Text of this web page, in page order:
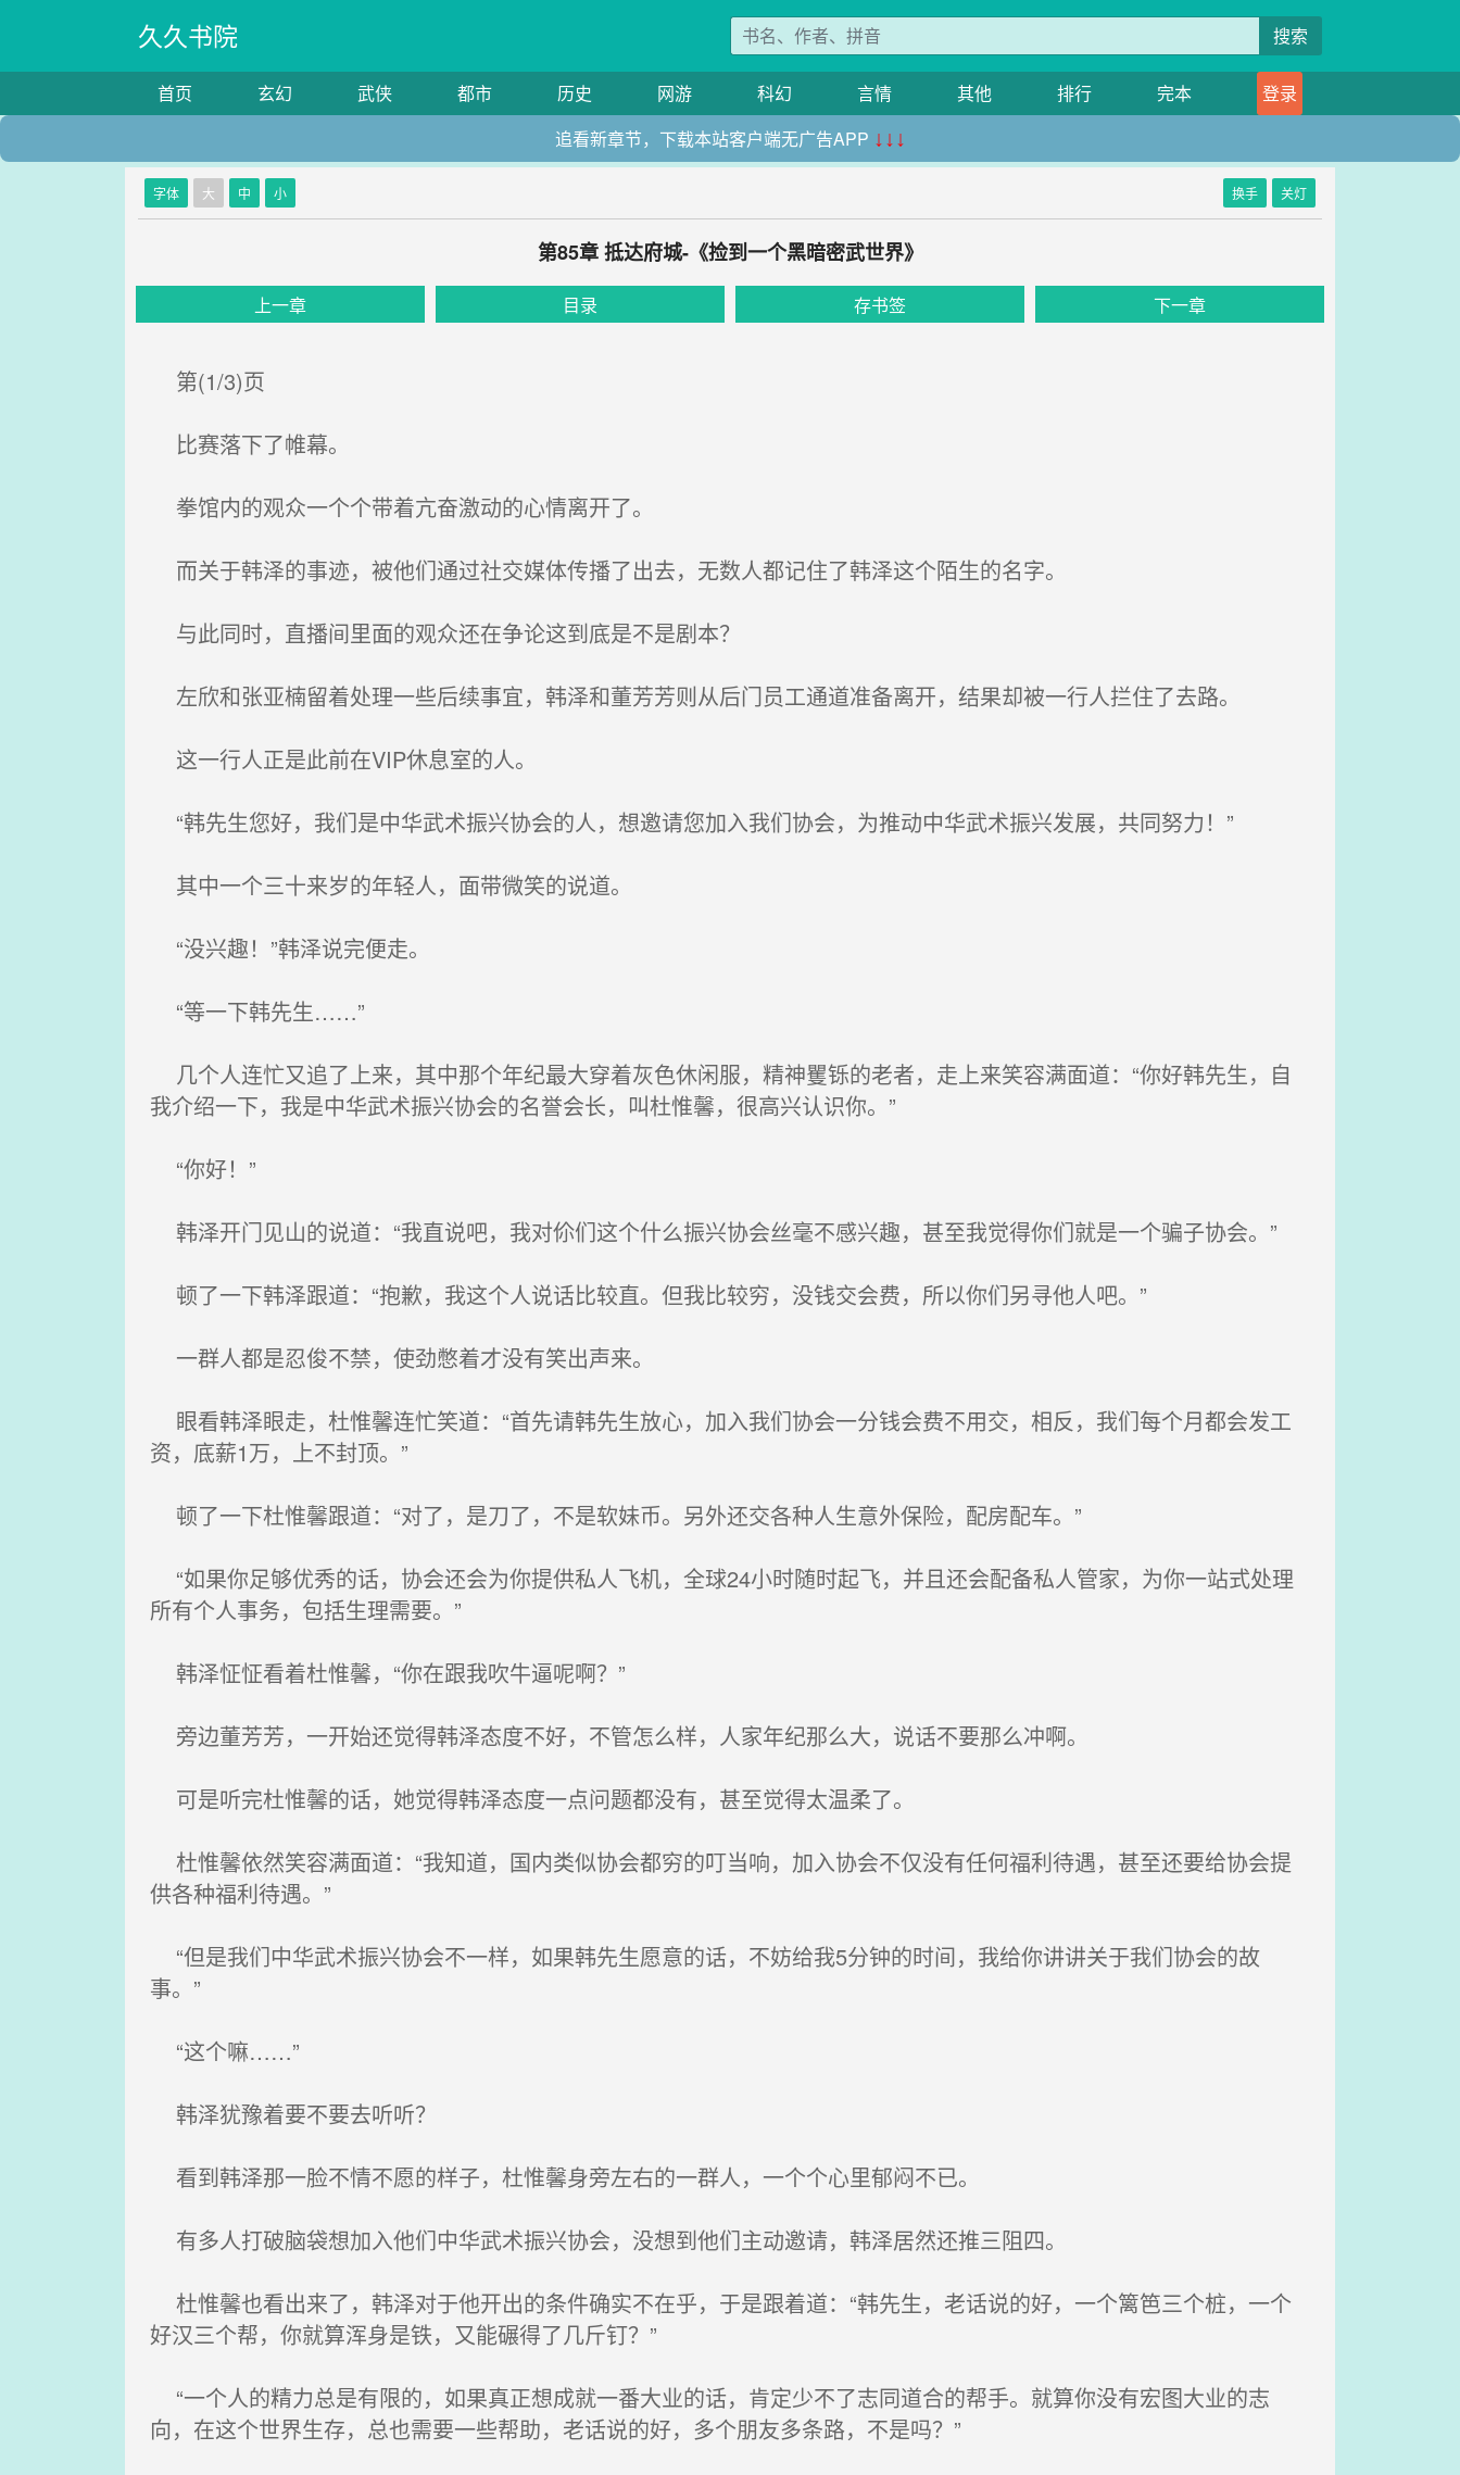
久久书院 搜索
首页 玄幻 武侠 都市 历史 网游 科幻 言情 其他 排行 完本
登录
追看新章节，下载本站客户端无广告APP ↓↓↓
字体 大 中 小 换手 关灯
第85章 抵达府城-《捡到一个黑暗密武世界》
上一章 目录 存书签 下一章
第(1/3)页
比赛落下了帷幕。
拳馆内的观众一个个带着亢奋激动的心情离开了。
而关于韩泽的事迹，被他们通过社交媒体传播了出去，无数人都记住了韩泽这个陌生的名字。
与此同时，直播间里面的观众还在争论这到底是不是剧本？
左欣和张亚楠留着处理一些后续事宜，韩泽和董芳芳则从后门员工通道准备离开，结果却被一行人拦住了去路。
这一行人正是此前在VIP休息室的人。
“韩先生您好，我们是中华武术振兴协会的人，想邀请您加入我们协会，为推动中华武术振兴发展，共同努力！”
其中一个三十来岁的年轻人，面带微笑的说道。
“没兴趣！”韩泽说完便走。
“等一下韩先生……”
几个人连忙又追了上来，其中那个年纪最大穿着灰色休闲服，精神矍铄的老者，走上来笑容满面道：“你好韩先生，自
我介绍一下，我是中华武术振兴协会的名誉会长，叫杜惟馨，很高兴认识你。”
“你好！”
韩泽开门见山的说道：“我直说吧，我对伱们这个什么振兴协会丝毫不感兴趣，甚至我觉得你们就是一个骗子协会。”
顿了一下韩泽跟道：“抱歉，我这个人说话比较直。但我比较穷，没钱交会费，所以你们另寻他人吧。”
一群人都是忍俊不禁，使劲憋着才没有笑出声来。
眼看韩泽眼走，杜惟馨连忙笑道：“首先请韩先生放心，加入我们协会一分钱会费不用交，相反，我们每个月都会发工
资，底薪1万，上不封顶。”
顿了一下杜惟馨跟道：“对了，是刀了，不是软妹币。另外还交各种人生意外保险，配房配车。”
“如果你足够优秀的话，协会还会为你提供私人飞机，全球24小时随时起飞，并且还会配备私人管家，为你一站式处理
所有个人事务，包括生理需要。”
韩泽怔怔看着杜惟馨，“你在跟我吹牛逼呢啊？”
旁边董芳芳，一开始还觉得韩泽态度不好，不管怎么样，人家年纪那么大，说话不要那么冲啊。
可是听完杜惟馨的话，她觉得韩泽态度一点问题都没有，甚至觉得太温柔了。
杜惟馨依然笑容满面道：“我知道，国内类似协会都穷的叮当响，加入协会不仅没有任何福利待遇，甚至还要给协会提
供各种福利待遇。”
“但是我们中华武术振兴协会不一样，如果韩先生愿意的话，不妨给我5分钟的时间，我给你讲讲关于我们协会的故
事。”
“这个嘛……”
韩泽犹豫着要不要去听听？
看到韩泽那一脸不情不愿的样子，杜惟馨身旁左右的一群人，一个个心里郁闷不已。
有多人打破脑袋想加入他们中华武术振兴协会，没想到他们主动邀请，韩泽居然还推三阻四。
杜惟馨也看出来了，韩泽对于他开出的条件确实不在乎，于是跟着道：“韩先生，老话说的好，一个篱笆三个桩，一个
好汉三个帮，你就算浑身是铁，又能碾得了几斤钉？”
“一个人的精力总是有限的，如果真正想成就一番大业的话，肯定少不了志同道合的帮手。就算你没有宏图大业的志
向，在这个世界生存，总也需要一些帮助，老话说的好，多个朋友多条路，不是吗？”